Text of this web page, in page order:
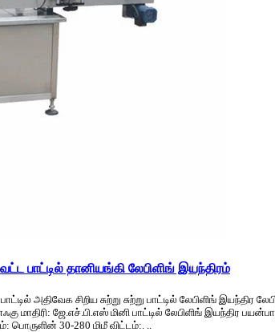
பாட்டில் தானியங்கி லேபிளிங் இயந்திரம்
அதிவேக சிறிய சுற்று சுற்று பாட்டில் லேபிளிங்
மாதிரி: ஜே.எச்.பி.எஸ் மினி பாட்டில் லேபிளிங்
பொருளின் 30-280 மிமீ விட்டம்:. ..